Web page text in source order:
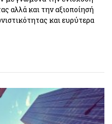
αλλά και την αξιοποίησή
και ευρύτερα